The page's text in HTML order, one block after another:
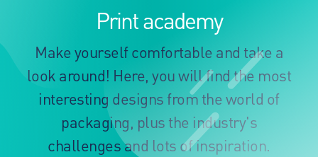
Print academy
Make yourself comfortable and take a
look around! Here, you will find the most
interesting designs from the world of
packaging, plus the industry's
challenges and lots of inspiration.